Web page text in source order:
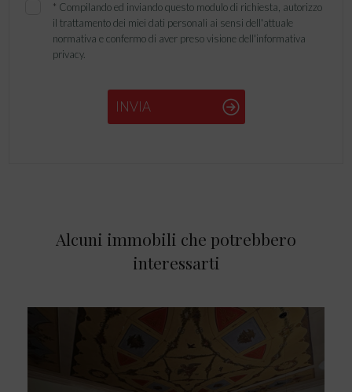
* Compilando ed inviando questo modulo di richiesta, autorizzo
il trattamento dei miei dati personali ai sensi dell'attuale
normativa e confermo di aver preso visione dell'informativa
privacy.
INVIA
Alcuni immobili che potrebbero
interessarti